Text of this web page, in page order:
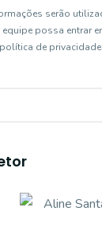
serão
possa entrar
política de